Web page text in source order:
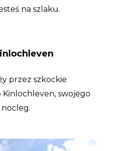
na szlaku.
przez szkockie
Kinlochleven, swojego